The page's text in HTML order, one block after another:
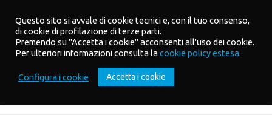
Salta al contenuto
Questo sito si avvale di cookie tecnici e, con il tuo consenso,
di cookie di profilazione di terze parti.
Premendo su "Accetta i cookie" acconsenti all'uso dei cookie.
Per ulteriori informazioni consulta lacookie policy estesa.
Configura i cookie Accetta i cookie